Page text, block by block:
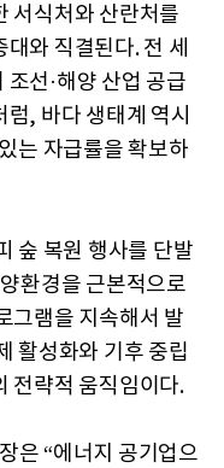
서식처와 산란처를
와 직결된다. 전 세
선·해양 산업 공급
, 바다 생태계 역시
는 자급률을 확보하
숲 복원 행사를 단발
환경을 근본적으로
그램을 지속해서 발
활성화와 기후 중립
전략적 움직임이다.
은 “에너지 공기업으